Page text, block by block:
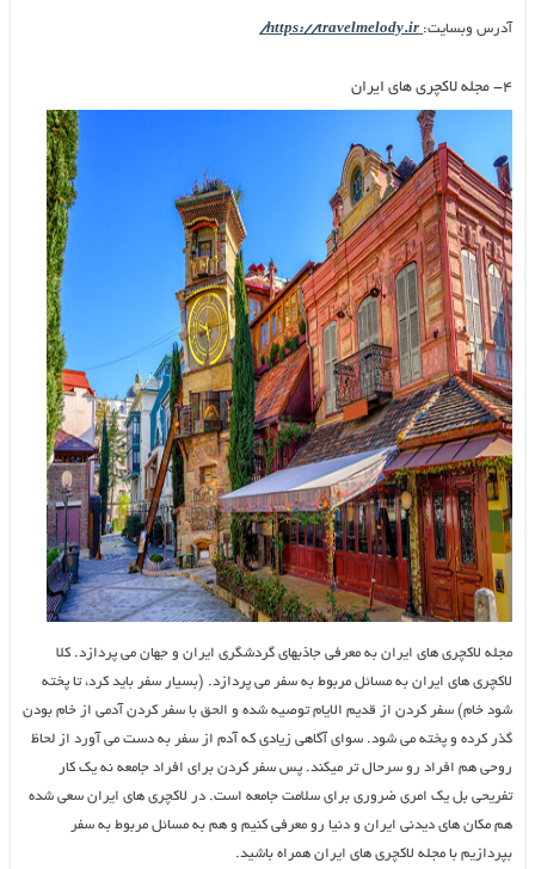
آدرس وبسایت:
۴- مجله لاکچری های ایران
مجله لاکچری های ایران به معرفی جاذبهای گردشگری ایران و جهان می پردازد. کلا
لاکچری های ایران به مسائل مربوط به سفر می پردازد. (بسیار سفر باید کرد، تا پخته
شود خام) سفر کردن از قدیم الایام توصیه شده و الحق با سفر کردن آدمی از خام بودن
گذر کرده و پخته می شود. سوای آگاهی زیادی که آدم از سفر به دست می آورد از لحاظ
روحی هم افراد رو سرحال تر میکند. پس سفر کردن برای افراد جامعه نه یک کار
تفریحی بل یک امری ضروری برای سلامت جامعه است. در لاکچری های ایران سعی شده
هم مکان های دیدنی ایران و دنیا رو معرفی کنیم و هم به مسائل مربوط به سفر
بپردازیم با مجله لاکچری های ایران همراه باشید.